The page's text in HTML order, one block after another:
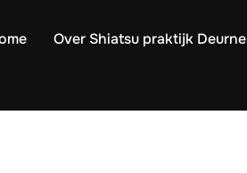
Over Shiatsu praktijk Deurne